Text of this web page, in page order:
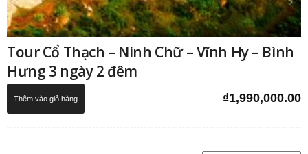
Tour Cổ Thạch – Ninh Chữ – Vĩnh Hy – Bình
Hưng 3 ngày 2 đêm
₫1,990,000.00
Thêm vào giỏ hàng